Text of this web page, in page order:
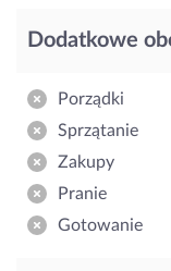
Dodatkowe
Porządki
Sprzątanie
Zakupy
Pranie
Gotowanie